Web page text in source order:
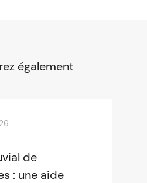
également
de
: une aide